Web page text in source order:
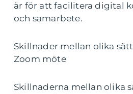
är för att facilitera digital
och samarbete.
Skillnader mellan olika
Zoom möte
Skillnaderna mellan olika